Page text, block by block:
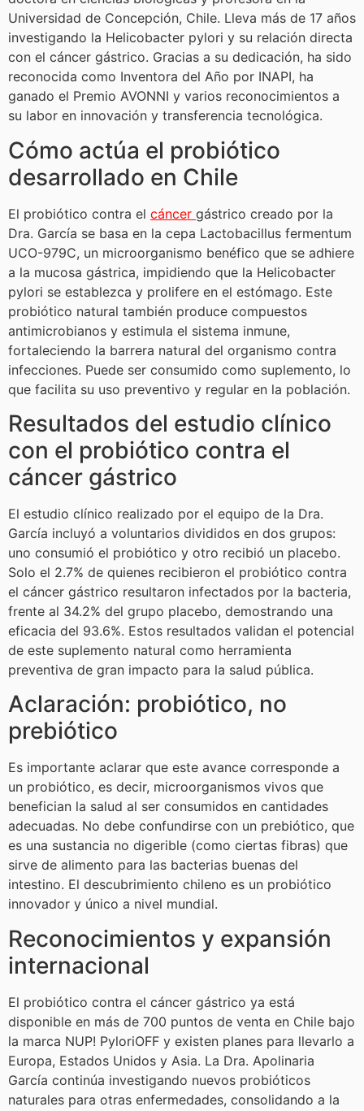
Universidad de Concepción, Chile. Lleva más de 17 años
investigando la Helicobacter pylori y su relación directa
con el cáncer gástrico. Gracias a su dedicación, ha sido
reconocida como Inventora del Año por INAPI, ha
ganado el Premio AVONNI y varios reconocimientos a
su labor en innovación y transferencia tecnológica.
Cómo actúa el probiótico
desarrollado en Chile
El probiótico contra el cáncer gástrico creado por la
Dra. García se basa en la cepa Lactobacillus fermentum
UCO-979C, un microorganismo benéfico que se adhiere
a la mucosa gástrica, impidiendo que la Helicobacter
pylori se establezca y prolifere en el estómago. Este
probiótico natural también produce compuestos
antimicrobianos y estimula el sistema inmune,
fortaleciendo la barrera natural del organismo contra
infecciones. Puede ser consumido como suplemento, lo
que facilita su uso preventivo y regular en la población.
Resultados del estudio clínico
con el probiótico contra el
cáncer gástrico
El estudio clínico realizado por el equipo de la Dra.
García incluyó a voluntarios divididos en dos grupos:
uno consumió el probiótico y otro recibió un placebo.
Solo el 2.7% de quienes recibieron el probiótico contra
el cáncer gástrico resultaron infectados por la bacteria,
frente al 34.2% del grupo placebo, demostrando una
eficacia del 93.6%. Estos resultados validan el potencial
de este suplemento natural como herramienta
preventiva de gran impacto para la salud pública.
Aclaración: probiótico, no
prebiótico
Es importante aclarar que este avance corresponde a
un probiótico, es decir, microorganismos vivos que
benefician la salud al ser consumidos en cantidades
adecuadas. No debe confundirse con un prebiótico, que
es una sustancia no digerible (como ciertas fibras) que
sirve de alimento para las bacterias buenas del
intestino. El descubrimiento chileno es un probiótico
innovador y único a nivel mundial.
Reconocimientos y expansión
internacional
El probiótico contra el cáncer gástrico ya está
disponible en más de 700 puntos de venta en Chile bajo
la marca NUP! PyloriOFF y existen planes para llevarlo a
Europa, Estados Unidos y Asia. La Dra. Apolinaria
García continúa investigando nuevos probióticos
naturales para otras enfermedades, consolidando a la